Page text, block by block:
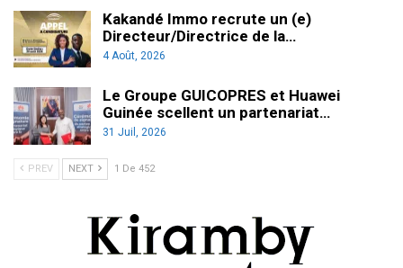
Kakandé Immo recrute un (e)
Directeur/Directrice de la…
4 Août, 2026
Le Groupe GUICOPRES et Huawei
Guinée scellent un partenariat…
31 Juil, 2026
PREV NEXT 1 De 452